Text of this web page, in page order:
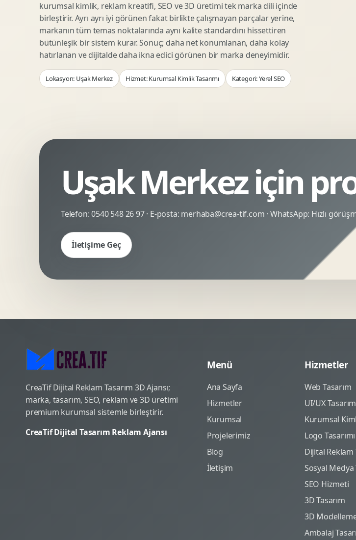
Logo Animasyonu
Mikro Animasyon Tasarimi
Reklam Motion Video
Arayuz Animasyonu
Sosyal Medya Motion
Webgl Deneyim Tasarimi
AI Gorsel Konsept
No Code Prototip
Veri Gorsellestirme
kurumsal kimlik, reklam kreatifi, SEO ve 3D üretimi tek marka dili içinde
birleştirir. Ayrı ayrı iyi görünen fakat birlikte çalışmayan parçalar yerine,
markanın tüm temas noktalarında aynı kalite standardını hissettiren
bütünleşik bir sistem kurar. Sonuç; daha net konumlanan, daha kolay
hatırlanan ve dijitalde daha ikna edici görünen bir marka deneyimidir.
Lokasyon: Uşak Merkez Hizmet: Kurumsal Kimlik Tasarımı Kategori: Yerel SEO
Uşak Merkez için
Telefon:0540 548 26 97· E-posta: merhaba@crea-tif.com · WhatsApp: Hızlı
İletişime Geç
CreaTif Dijital Reklam Tasarım 3D Ajansı;
marka, tasarım, SEO, reklam ve 3D üretimi
premium kurumsal sistemle birleştirir.
CreaTif Dijital Tasarım Reklam Ajansı
Menü
Ana Sayfa
Hizmetler
Kurumsal
Projelerimiz
Blog
İletişim
Hizmetler
Web Tasarım
UI/UX Tasarım
Kurumsal
Logo Tasarımı
Dijital Reklam
Sosyal
SEO Hizmeti
3D Tasarım
3D
Ambalaj